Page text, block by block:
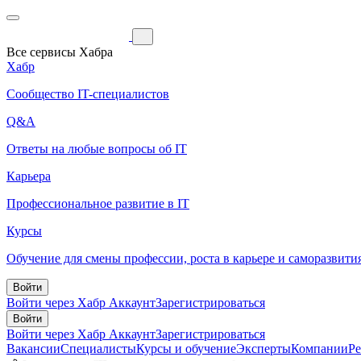
Все сервисы Хабра
Хабр
Сообщество IT-специалистов
Q&A
Ответы на любые вопросы об IT
Карьера
Профессиональное развитие в IT
Курсы
Обучение для смены профессии, роста в карьере и
Войти
Войти через Хабр АккаунтЗарегистрироваться
Войти
Войти через Хабр АккаунтЗарегистрироваться
ВакансииСпециалистыКурсы и обучениеЭкспертыКомпании